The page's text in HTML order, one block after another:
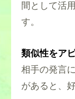
間として活
す。
類似性をア
相手の発言
があると、